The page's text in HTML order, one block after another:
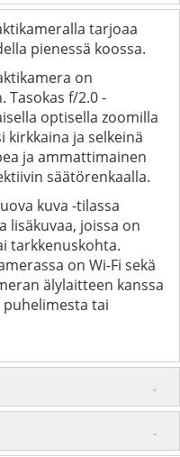
tarjoaa
pienessä koossa.
on
Tasokas f/2.0 -
optisella zoomilla
kirkkaina ja selkeinä
ja ammattimainen
säätörenkaalla.
kuva -tilassa
lisäkuvaa, joissa on
tarkkenuskohta.
on Wi-Fi sekä
älylaitteen kanssa
tai